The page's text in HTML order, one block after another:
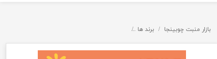
بازار منبت چوبینجا برند ها